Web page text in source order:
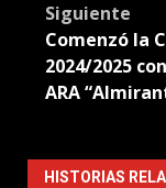
Siguiente
Comenzó la
2024/2025
ARA
HISTORIAS